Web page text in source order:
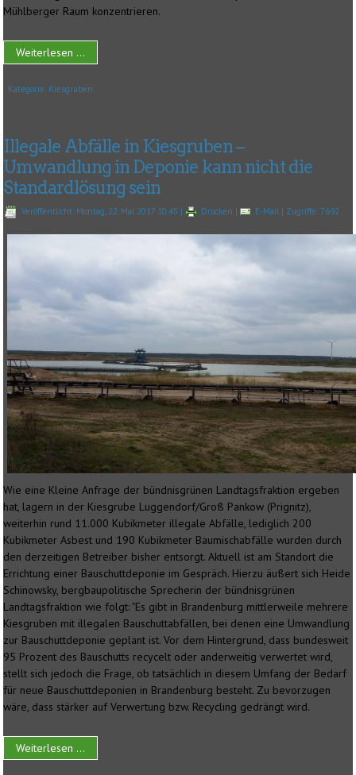
Mühlberger Raum konzentrieren.
Weiterlesen ...
Kategorie: Kiesgruben
Illegale Abfälle in Kiesgruben –
Umwandlung in Deponie kann nicht die
Standardlösung sein
Veröffentlicht: Montag, 22. Mai 2017 10:45 | Drucken | E-Mail | Zugriffe: 7692
Wie eine Kleine Anfrage der bündnisgrünen Landtagsfraktion ergeben
hat, lagern in der Kiesgrube Luggendorf/Groß Pankow (Prignitz),
weiterhin rund 11.000 Kubikmeter illegale Abfälle, lediglich 200
Kubikmeter Asbest und 190 Kubikmeter Baumischabfälle wurden durch
den derzeitigen Betreiber bisher entsorgt. Aktuell ist am Standort die
Errichtung einer Bauschuttdeponie im Gespräch. Hierzu äußert sich Heide
Schinowsky, bergbaupolitische Sprecherin der bündnisgrünen
Landtagsfraktion wie folgt: "Es gibt in Brandenburg mittlerweile mehrere
Kiesgruben mit illegalen Bauschuttabfällen, bei denen eine Umwandlung
zur Bauschuttdeponie geplant ist. Vor dem Hintergrund, dass bundesweit
95 Prozent des Bauschutts recycelt oder anderweitig verwertet wird,
stellt sich jedoch die Frage, ob tatsächlich in diesem Umfang der Bedarf
für neue Bauschuttdeponien in Brandenburg besteht. Zu bevorzugen
wäre, dass stärker auf Verwertung bzw. Recycling gedrängt wird.
Weiterlesen ...